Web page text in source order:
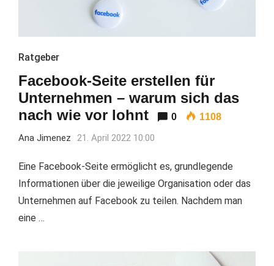
Ratgeber
Facebook-Seite erstellen für
Unternehmen – warum sich das
nach wie vor lohnt
0 1108
Ana Jimenez 21. April 2022 10:00
Eine Facebook-Seite ermöglicht es, grundlegende
Informationen über die jeweilige Organisation oder das
Unternehmen auf Facebook zu teilen. Nachdem man
eine …